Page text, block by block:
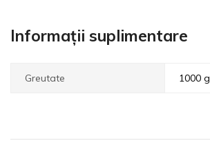
Informații suplimentare
Greutate 1000 g